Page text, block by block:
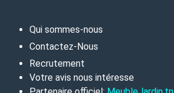
Qui sommes-nous
Contactez-Nous
Recrutement
Votre avis nous intéresse